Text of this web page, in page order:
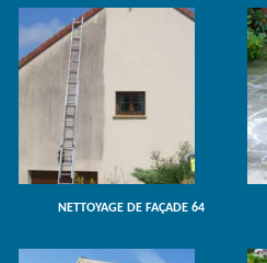
NETTOYAGE DE FAÇADE 64